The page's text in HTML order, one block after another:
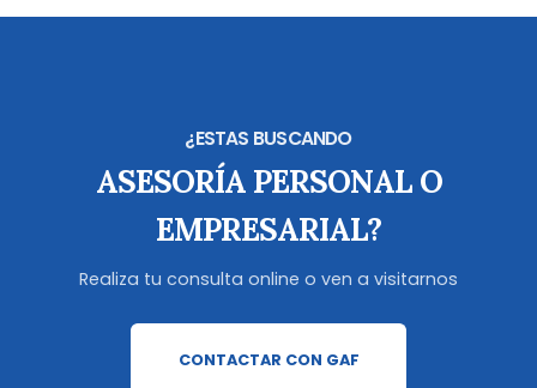
¿ESTAS BUSCANDO
ASESORÍA PERSONAL O
EMPRESARIAL?
Realiza tu consulta online o ven a visitarnos
CONTACTAR CON GAF